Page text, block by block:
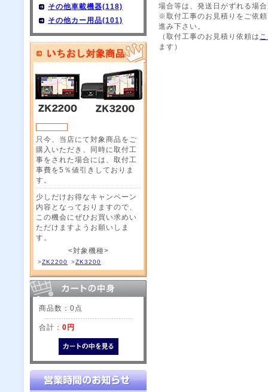
その他車載機器(118)
その他カー用品(101)
只今、当店にて対象商品をご
購入いただき、同時に取付工
事をされた場合には、取付工
事費を5％値引きしておりま
す。
少しだけお得なキャンペーン
内容となっておりますので、
この機会にぜひお買い求めい
ただけますようお願いしま
す。
<対象機種>
>ZK2200 >ZK3200
商品数：0点
合計： 0円
場合等は、発送日がずれる場
※取付工事のお見積りをご依
進み下さい。
（取付工事のお見積り依頼は
ます）